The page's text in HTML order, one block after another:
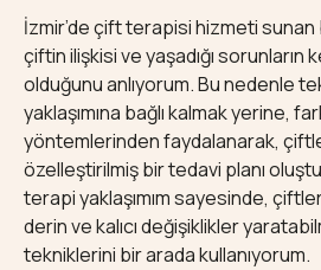
İzmir’de çift terapisi hizmeti
çiftin ilişkisi ve yaşadığı sorunların
olduğunu anlıyorum. Bu nedenle
yaklaşımına bağlı kalmak yerine,
yöntemlerinden faydalanarak,
özelleştirilmiş bir tedavi planı
terapi yaklaşımım sayesinde,
derin ve kalıcı değişiklikler
tekniklerini bir arada kullanıyorum.